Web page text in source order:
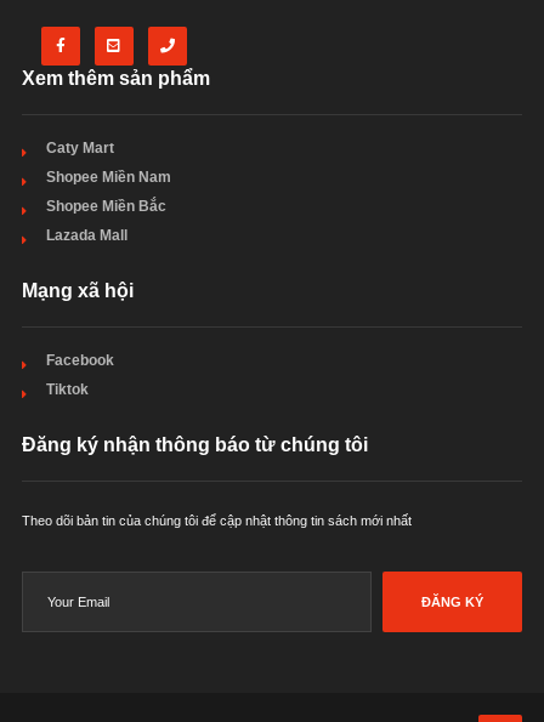
Xem thêm sản phẩm
Caty Mart
Shopee Miền Nam
Shopee Miền Bắc
Lazada Mall
Mạng xã hội
Facebook
Tiktok
Đăng ký nhận thông báo từ chúng tôi
Theo dõi bản tin của chúng tôi để cập nhật thông tin sách mới nhất
ĐĂNG KÝ